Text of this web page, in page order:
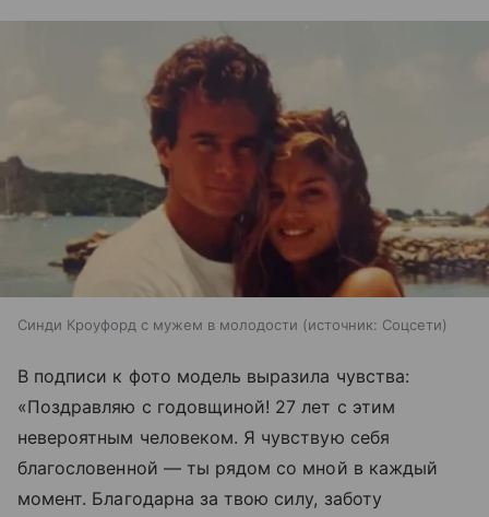
Синди Кроуфорд с мужем в молодости источник: Соцсети
В подписи к фото модель выразила чувства:
«Поздравляю с годовщиной! 27 лет с этим
невероятным человеком. Я чувствую себя
благословенной — ты рядом со мной в каждый
момент. Благодарна за твою силу, заботу